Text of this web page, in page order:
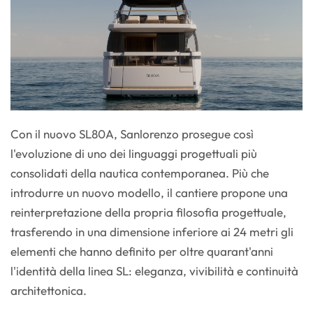
Con il nuovo SL80A, Sanlorenzo prosegue così
l'evoluzione di uno dei linguaggi progettuali più
consolidati della nautica contemporanea. Più che
introdurre un nuovo modello, il cantiere propone una
reinterpretazione della propria filosofia progettuale,
trasferendo in una dimensione inferiore ai 24 metri gli
elementi che hanno definito per oltre quarant'anni
l'identità della linea SL: eleganza, vivibilità e continuità
architettonica.